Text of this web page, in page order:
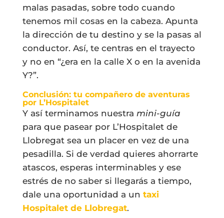
malas pasadas, sobre todo cuando
tenemos mil cosas en la cabeza. Apunta
la dirección de tu destino y se la pasas al
conductor. Así, te centras en el trayecto
y no en “¿era en la calle X o en la avenida
Y?”.
Conclusión: tu compañero de aventuras
por L’Hospitalet
Y así terminamos nuestra mini-guía
para que pasear por L’Hospitalet de
Llobregat sea un placer en vez de una
pesadilla. Si de verdad quieres ahorrarte
atascos, esperas interminables y ese
estrés de no saber si llegarás a tiempo,
dale una oportunidad a un taxi
Hospitalet de Llobregat.